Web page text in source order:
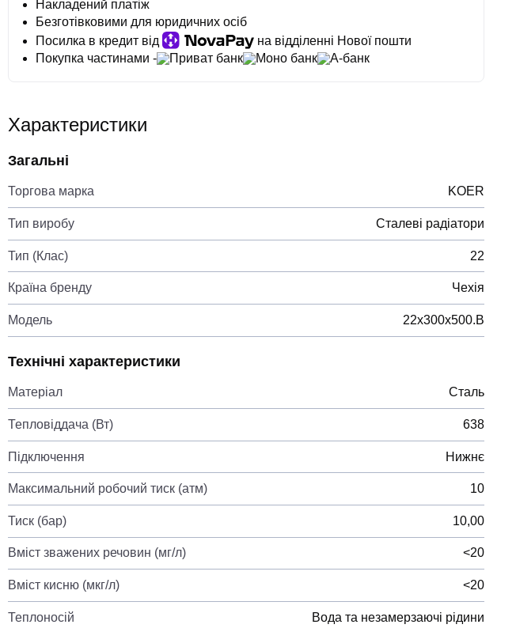
Накладений платіж
Безготівковими для юридичних осіб
Посилка в кредит від
на відділенні Нової пошти
Покупка частинами -
Приват банк Моно банк А-банк
Характеристики
Загальні
Торгова марка KOER
Тип виробу Сталеві радіатори
Тип (Клас) 22
Країна бренду Чехія
Модель 22х300х500.B
Технічні характеристики
Матеріал Сталь
Тепловіддача (Вт) 638
Підключення Нижнє
Максимальний робочий тиск (атм) 10
Тиск (бар) 10,00
Вміст зважених речовин (мг/л) <20
Вміст кисню (мкг/л) <20
Теплоносій Вода та незамерзаючі рідини